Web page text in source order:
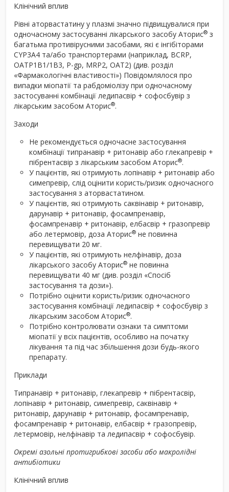
Клінічний вплив
Рівні аторвастатину у плазмі значно підвищувалися при
одночасному застосуванні лікарського засобу Аторис® з
багатьма противірусними засобами, які є інгібіторами
CYP3A4 та/або транспортерами (наприклад, BCRP,
OATP1B1/1B3, P-gp, MRP2, OAT2) (див. розділ
«Фармакологічні властивості») Повідомлялося про
випадки міопатії та рабдоміолізу при одночасному
застосуванні комбінації ледипасвір + софосбувір з
лікарським засобом Аторис®.
Заходи
Не рекомендується одночасне застосування
комбінації типранавір + ритонавір або глекапревір +
пібрентасвір з лікарським засобом Аторис®.
У пацієнтів, які отримують лопінавір + ритонавір або
симепревір, слід оцінити користь/ризик одночасного
застосування з аторвастатином.
У пацієнтів, які отримують саквінавір + ритонавір,
дарунавір + ритонавір, фосампренавір,
фосампренавір + ритонавір, елбасвір + гразопревір
або летермовір, доза Аторис® не повинна
перевищувати 20 мг.
У пацієнтів, які отримують нелфінавір, доза
лікарського засобу Аторис® не повинна
перевищувати 40 мг (див. розділ «Спосіб
застосування та дози»).
Потрібно оцінити користь/ризик одночасного
застосування комбінації ледипасвір + софосбувір з
лікарським засобом Аторис®.
Потрібно контролювати ознаки та симптоми
міопатії у всіх пацієнтів, особливо на початку
лікування та під час збільшення дози будь-якого
препарату.
Приклади
Типранавір + ритонавір, глекапревір + пібрентасвір,
лопінавір + ритонавір, симепревір, саквінавір +
ритонавір, дарунавір + ритонавір, фосампренавір,
фосампренавір + ритонавір, елбасвір + гразопревір,
летермовір, нелфінавір та ледипасвір + софосбувір.
Окремі азольні протигрибкові засоби або макролідні
антибіотики
Клінічний вплив